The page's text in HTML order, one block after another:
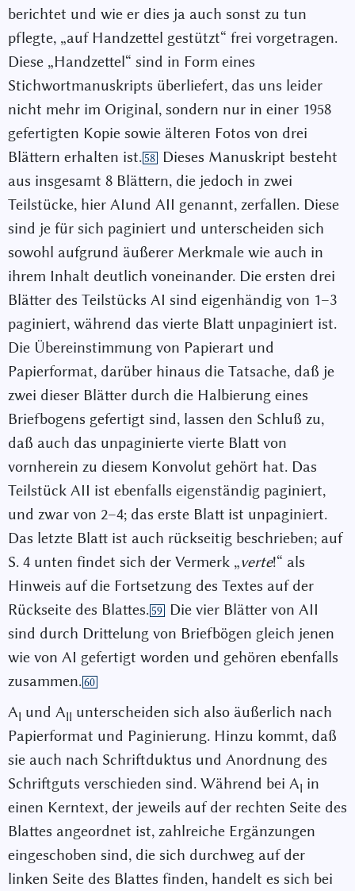
berichtet und wie er dies ja auch sonst zu tun
pflegte, „auf Handzettel gestützt“ frei vorgetragen.
Diese „Handzettel“ sind in Form eines
Stichwortmanuskripts überliefert, das uns leider
nicht mehr im Original, sondern nur in einer 1958
gefertigten Kopie sowie älteren Fotos von drei
Blättern erhalten ist.58
Dieses Manuskript besteht
aus insgesamt 8 Blättern, die jedoch in zwei
Teilstücke, hier AIund AII genannt, zerfallen. Diese
sind je für sich paginiert und unterscheiden sich
sowohl aufgrund äußerer Merkmale wie auch in
ihrem Inhalt deutlich voneinander. Die ersten drei
Blätter des Teilstücks AI sind eigenhändig von 1–3
paginiert, während das vierte Blatt unpaginiert ist.
Die Übereinstimmung von Papierart und
Papierformat, darüber hinaus die Tatsache, daß je
zwei dieser Blätter durch die Halbierung eines
Briefbogens gefertigt sind, lassen den Schluß zu,
daß auch das unpaginierte vierte Blatt von
vornherein zu diesem Konvolut gehört hat. Das
Teilstück AII ist ebenfalls eigenständig paginiert,
und zwar von 2–4; das erste Blatt ist unpaginiert.
Das letzte Blatt ist auch rückseitig beschrieben; auf
S. 4 unten findet sich der Vermerk „verte!“ als
Hinweis auf die Fortsetzung des Textes auf der
Rückseite des Blattes.59 Die vier Blätter von AII
sind durch Drittelung von Briefbögen gleich jenen
wie von AI gefertigt worden und gehören ebenfalls
zusammen.60
AI und AII unterscheiden sich also äußerlich nach
Papierformat und Paginierung. Hinzu kommt, daß
sie auch nach Schriftduktus und Anordnung des
Schriftguts verschieden sind. Während bei AI in
einen Kerntext, der jeweils auf der rechten Seite des
Blattes angeordnet ist, zahlreiche Ergänzungen
eingeschoben sind, die sich durchweg auf der
linken Seite des Blattes finden, handelt es sich bei